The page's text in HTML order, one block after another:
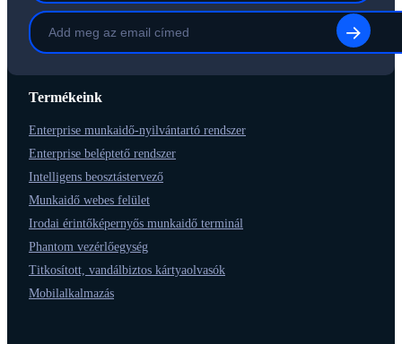
Termékeink
Enterprise munkaidő-nyilvántartó rendszer
Enterprise beléptető rendszer
Intelligens beosztástervező
Munkaidő webes felület
Irodai érintőképernyős munkaidő terminál
Phantom vezérlőegység
Titkosított, vandálbiztos kártyaolvasók
Mobilalkalmazás